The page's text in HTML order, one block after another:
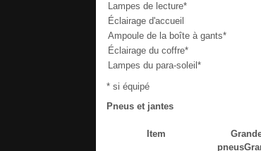
Lampes de lecture*
Éclairage d'accueil
Ampoule de la boîte à gants*
Éclairage du coffre*
Lampes du para-soleil*
* si équipé
Pneus et jantes
Item